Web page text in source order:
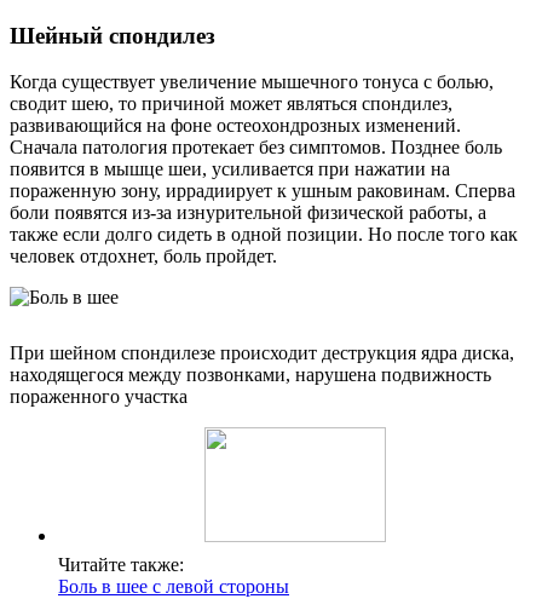
Шейный спондилез
Когда существует увеличение мышечного тонуса с болью,
сводит шею, то причиной может являться спондилез,
развивающийся на фоне остеохондрозных изменений.
Сначала патология протекает без симптомов. Позднее боль
появится в мышце шеи, усиливается при нажатии на
пораженную зону, иррадиирует к ушным раковинам. Сперва
боли появятся из-за изнурительной физической работы, а
также если долго сидеть в одной позиции. Но после того как
человек отдохнет, боль пройдет.
При шейном спондилезе происходит деструкция ядра диска,
находящегося между позвонками, нарушена подвижность
пораженного участка
Читайте также:
Боль в шее с левой стороны